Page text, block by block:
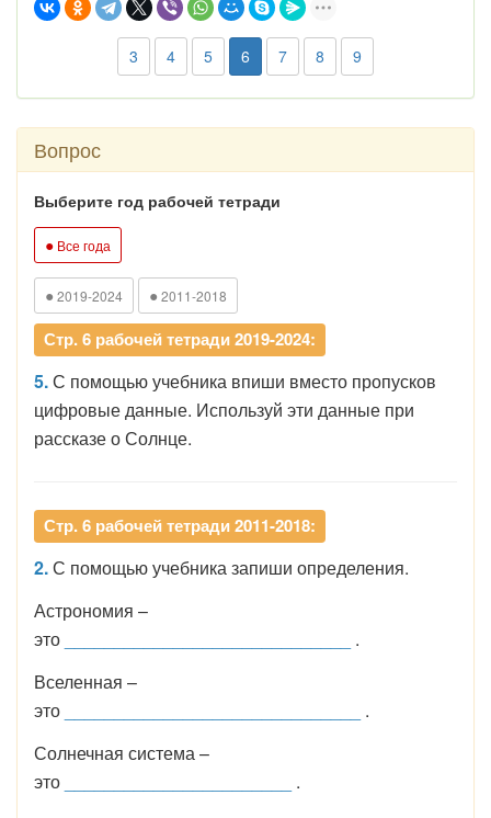
3 4 5 6 7 8 9
Вопрос
Выберите год рабочей тетради
● Все года
● 2019-2024 ● 2011-2018
Стр. 6 рабочей тетради 2019-2024:
5.С помощью учебника впиши вместо пропусков
цифровые данные. Используй эти данные при
рассказе о Солнце.
Стр. 6 рабочей тетради 2011-2018:
2.С помощью учебника запиши определения.
Астрономия –
это
.
Вселенная –
это
.
Солнечная система –
это
.